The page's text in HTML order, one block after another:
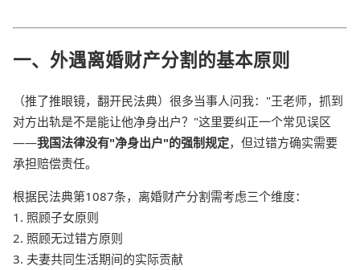
一、外遇离婚财产分割的基本原则
（推了推眼镜，翻开民法典）很多当事人问我："王老师，抓到
对方出轨是不是能让他净身出户？"这里要纠正一个常见误区
——我国法律没有"净身出户"的强制规定，但过错方确实需要
承担赔偿责任。
根据民法典第1087条，离婚财产分割需考虑三个维度：
1. 照顾子女原则
2. 照顾无过错方原则
3. 夫妻共同生活期间的实际贡献